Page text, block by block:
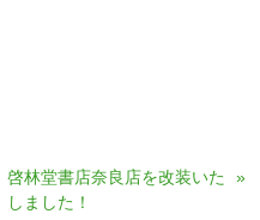
啓林堂書店奈良店を改装いた
しました！
»